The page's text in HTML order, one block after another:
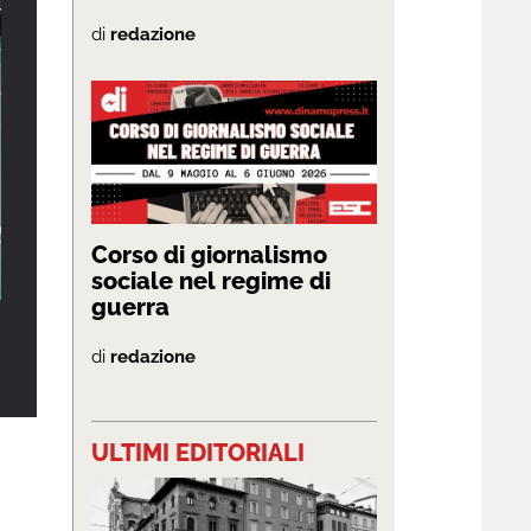
di redazione
Corso di giornalismo
sociale nel regime di
guerra
di redazione
ULTIMI EDITORIALI